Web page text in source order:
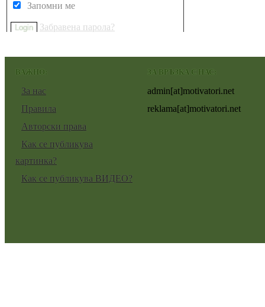
Запомни ме
Забравена парола?
ВАЖНО:
За нас
Правила
Авторски права
Как се публикува
картинка?
Как се публикува ВИДЕО?
ЗА ВРЪЗКА С НАС:
admin[at]motivatori.net
reklama[at]motivatori.net